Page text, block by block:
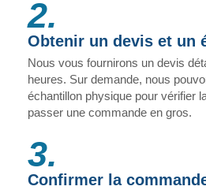
2.
Obtenir un devis et un
Nous vous fournirons un devis
heures. Sur demande, nous
échantillon physique pour vérifier
passer une commande en gros.
3.
Confirmer la